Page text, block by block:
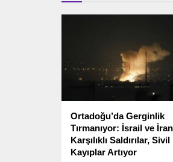
Ortadoğu’da Gerginlik
Tırmanıyor: İsrail ve
Karşılıklı Saldırılar, Sivil
Kayıplar Artıyor